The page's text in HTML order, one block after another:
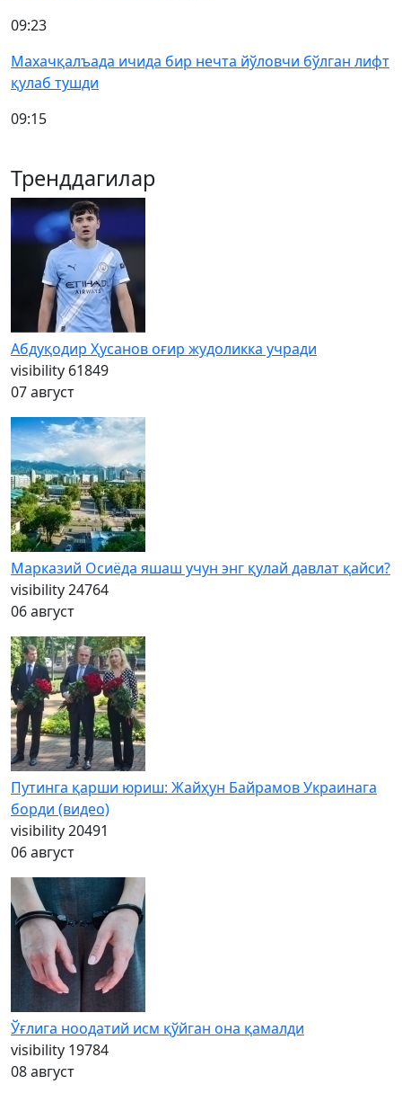
09:23
Махачқалъада ичида бир нечта йўловчи бўлган лифт
қулаб тушди
09:15
Тренддагилар
Абдуқодир Ҳусанов оғир жудоликка учради
visibility 61849
07 август
Марказий Осиёда яшаш учун энг қулай давлат қайси?
visibility24764
06 август
Путинга қарши юриш: Жайҳун Байрамов Украинага
борди (видео)
visibility20491
06 август
Ўғлига ноодатий исм қўйган она қамалди
visibility 19784
08 август